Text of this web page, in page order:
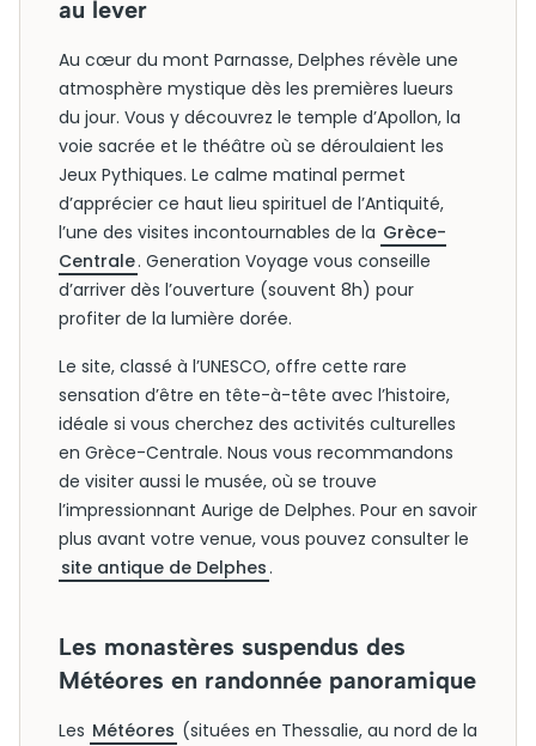
au lever
Au cœur du mont Parnasse, Delphes révèle une
atmosphère mystique dès les premières lueurs
du jour. Vous y découvrez le temple d’Apollon, la
voie sacrée et le théâtre où se déroulaient les
Jeux Pythiques. Le calme matinal permet
d’apprécier ce haut lieu spirituel de l’Antiquité,
l’une des visites incontournables de la Grèce-
Centrale. Generation Voyage vous conseille
d’arriver dès l’ouverture (souvent 8h) pour
profiter de la lumière dorée.
Le site, classé à l’UNESCO, offre cette rare
sensation d’être en tête-à-tête avec l’histoire,
idéale si vous cherchez des activités culturelles
en Grèce-Centrale. Nous vous recommandons
de visiter aussi le musée, où se trouve
l’impressionnant Aurige de Delphes. Pour en savoir
plus avant votre venue, vous pouvez consulter le
site antique de Delphes .
Les monastères suspendus des
Météores en randonnée panoramique
Les Météores (situées en Thessalie, au nord de la